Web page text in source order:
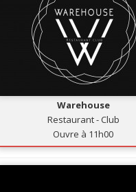
Warehouse
Restaurant - Club
Ouvre à 11h00